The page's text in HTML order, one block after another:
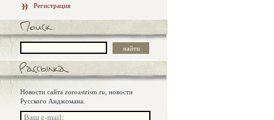
Регистрация
Новости сайта zoroastrism.ru, новости
Русского Анджомана.